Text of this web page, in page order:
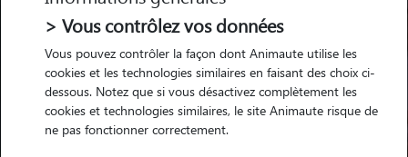
Garde
chez le Pet Sitter
Garde
chez le Pet Sitter Visites
Visites
> Vous contrôlez vos données
Vous pouvez contrôler la façon dont Animaute utilise les
cookies et les technologies similaires en faisant des choix ci-
dessous. Notez que si vous désactivez complètement les
cookies et technologies similaires, le site Animaute risque de
ne pas fonctionner correctement.